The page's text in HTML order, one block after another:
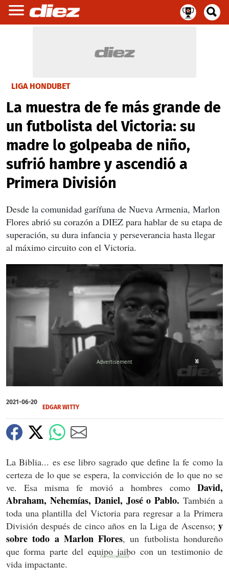
LIGA HONDUBET
La muestra de fe más grande de
un futbolista del Victoria: su
madre lo golpeaba de niño,
sufrió hambre y ascendió a
Primera División
Desde la comunidad garífuna de Nueva Armenia, Marlon
Flores abrió su corazón a DIEZ para hablar de su etapa de
superación, su dura infancia y perseverancia hasta llegar
al máximo circuito con el Victoria.
of
8
29
seconds
X
X
X
X
2021-06-20
EDGAR WITTY
La Biblia... es ese libro sagrado que define la fe como la
certeza de lo que se espera, la convicción de lo que no se
ve​. Esa misma fe movió a hombres como David,
Abraham, Nehemías, Daniel, José o Pablo. También a
toda una plantilla del Victoria para regresar a la Primera
División después de cinco años en la Liga de Ascenso; y
sobre todo a Marlon Flores, un futbolista hondureño
que forma parte del equipo jaibo con un testimonio de
vida impactante.